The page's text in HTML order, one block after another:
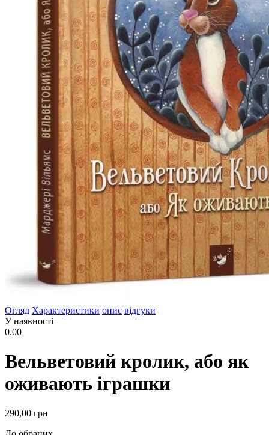
Огляд Характеристики опис відгуки
У наявності
0.00
Вельветовий кролик, або як
оживають іграшки
290,00 грн